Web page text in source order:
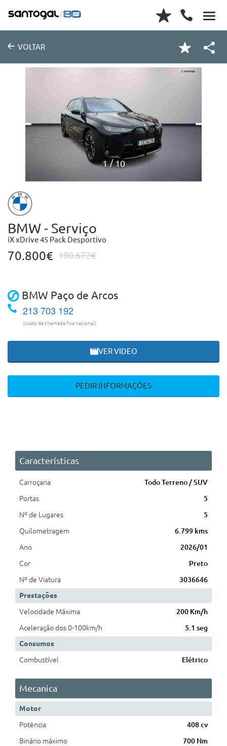
VOLTAR
1 10
BMW - Serviço
iX xDrive 45 Pack Desportivo
70.800€ 100.672€
BMW Paço de Arcos
213 703 192
(custo de chamada fixa nacional)
VER VIDEO
PEDIR INFORMAÇÕES
Características
Carroçaria
Todo Terreno / SUV
Portas
5
Nº de Lugares
5
Quilometragem
6.799 kms
Ano
2026/01
Cor
Preto
Nº de Viatura
3036646
Prestações
Velocidade Máxima
200 Km/h
Aceleração dos 0-100km/h
5.1 seg
Consumos
Combustível
Elétrico
Mecanica
Motor
Potência
408 cv
Binário máximo
700 Nm